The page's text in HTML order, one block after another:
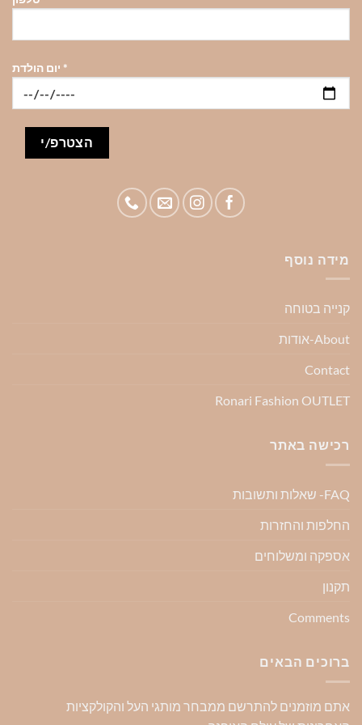
*
מידה נוסף
קנייה בטוחה
About-אודות
Contact
Ronari Fashion OUTLET
רכישה באתר
FAQ- שאלות ותשובות
החלפות והחזרות
אספקה ומשלוחים
תקנון
Comments
ברוכים הבאים
אתם מוזמנים להתרשם ממבחר מותגי העל והקולקציות